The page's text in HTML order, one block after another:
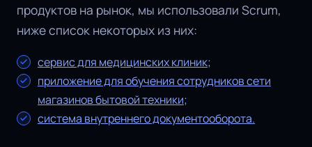
продуктов на рынок, мы использовали Scrum,
ниже список некоторых из них:
сервис для медицинских клиник;
приложение для обучения сотрудников сети
магазинов бытовой техники;
система внутреннего документооборота.